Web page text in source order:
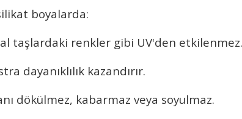
boyalarda:
taşlardaki renkler gibi UV'den etkilenmez.
dayanıklılık kazandırır.
dökülmez, kabarmaz veya soyulmaz.